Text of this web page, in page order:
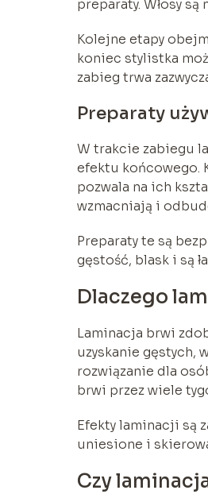
preparaty. Włosy
Kolejne etapy
koniec stylistka
zabieg trwa
Preparaty
W trakcie zabiegu
efektu końcowego.
pozwala na ich
wzmacniają i
Preparaty te są
gęstość, blask i są
Dlaczego
Laminacja brwi
uzyskanie gęstych,
rozwiązanie dla
brwi przez wiele
Efekty laminacji są
uniesione i
Czy